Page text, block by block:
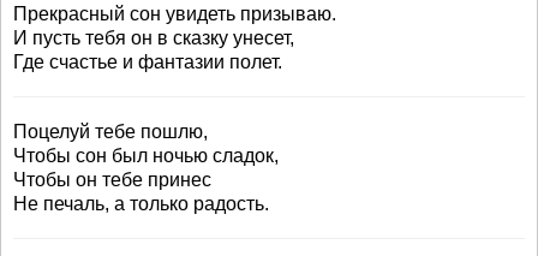
Прекрасный сон увидеть призываю.
И пусть тебя он в сказку унесет,
Где счастье и фантазии полет.
Поцелуй тебе пошлю,
Чтобы сон был ночью сладок,
Чтобы он тебе принес
Не печаль, а только радость.